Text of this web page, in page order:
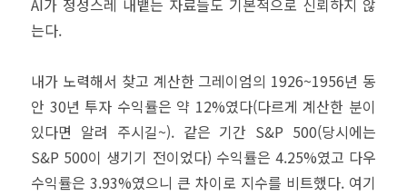
AI가 정성스레 내뱉는 자료들도 기본적으로 신뢰하지 않
는다.
내가 노력해서 찾고 계산한 그레이엄의 1926~1956년 동
안 30년 투자 수익률은 약 12%였다(다르게 계산한 분이
있다면 알려 주시길~). 같은 기간 S&P 500(당시에는
S&P 500이 생기기 전이었다) 수익률은 4.25%였고 다우
수익률은 3.93%였으니 큰 차이로 지수를 비트했다. 여기